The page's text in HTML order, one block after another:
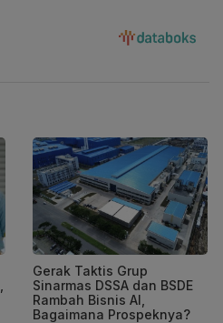
Gerak Taktis Grup
Sinarmas DSSA dan BSDE
Rambah Bisnis AI,
Bagaimana Prospeknya?